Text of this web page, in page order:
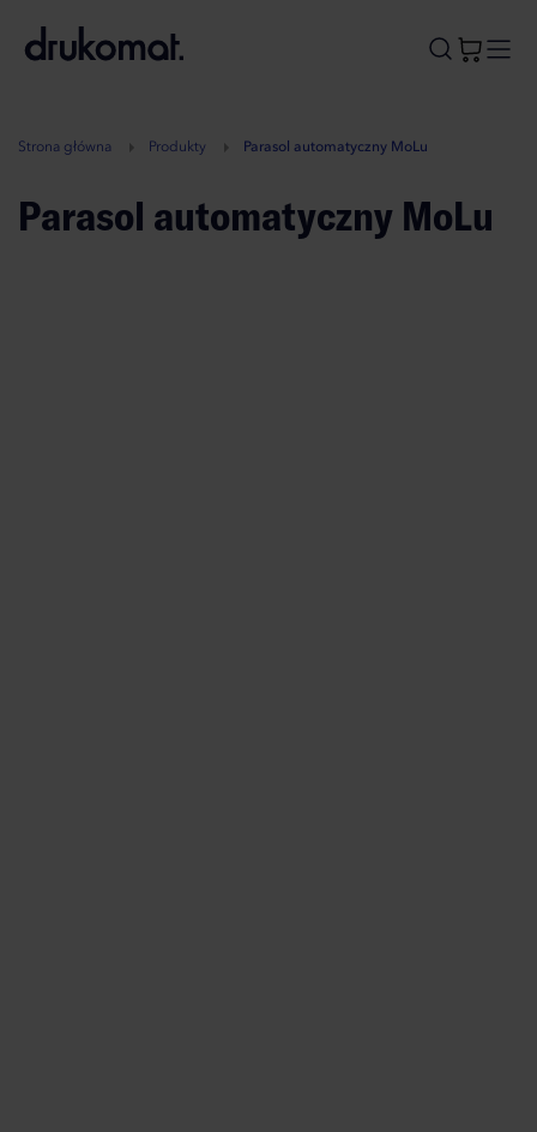
A
Strona główna Produkty Parasol automatyczny MoLu
Parasol automatyczny MoLu